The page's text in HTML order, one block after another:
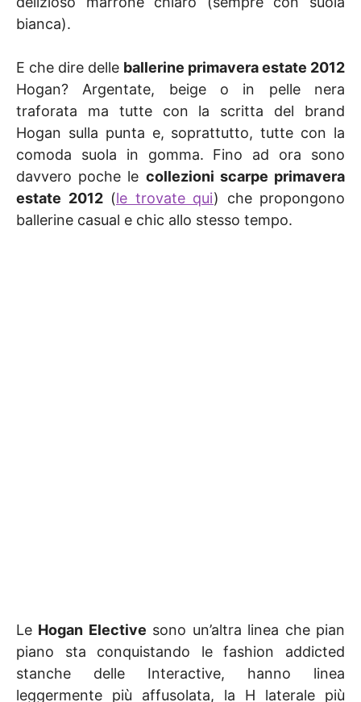
bianca).
E che dire delle ballerine primavera estate 2012
Hogan? Argentate, beige o in pelle nera
traforata ma tutte con la scritta del brand
Hogan sulla punta e, soprattutto, tutte con la
comoda suola in gomma. Fino ad ora sono
davvero poche le collezioni scarpe primavera
estate 2012(le trovate qui) che propongono
ballerine casual e chic allo stesso tempo.
Le Hogan Elective sono un’altra linea che pian
piano sta conquistando le fashion addicted
stanche delle Interactive, hanno linea
leggermente più affusolata, la H laterale più